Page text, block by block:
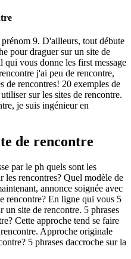
9. D'ailleurs, tout débute
pour draguer sur un site de
vous donne les first message
j'ai peu de rencontre,
de rencontres! 20 exemples de
sur les sites de rencontre.
je suis ingénieur en
de rencontre
par le ph quels sont les
les rencontres? Quel modèle de
annonce soignée avec
rencontre? En ligne qui vous 5
un site de rencontre. 5 phrases
Cette approche tend se faire
Approche originale
5 phrases daccroche sur la